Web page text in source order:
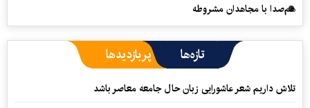
هم‌صدا با مجاهدان مشروطه
تازه‌ها پربازدیدها
تلاش داریم شعر عاشورایی زبان حال جامعه معاصر باشد